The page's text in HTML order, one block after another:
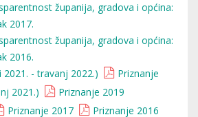
županija, gradova i općina:
2017.
županija, gradova i općina:
2016.
2021. - travanj 2022.)
Priznanje
2021.)
Priznanje 2019
Priznanje 2017 Priznanje 2016